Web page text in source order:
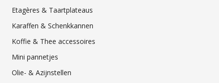
Etagères & Taartplateaus
Karaffen & Schenkkannen
Koffie & Thee accessoires
Mini pannetjes
Olie- & Azijnstellen